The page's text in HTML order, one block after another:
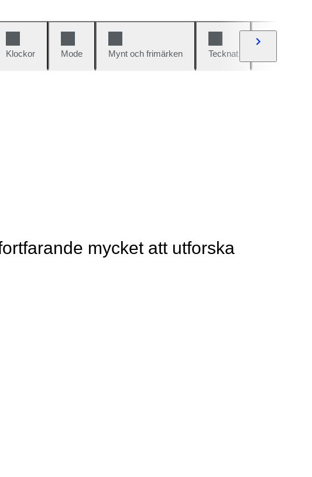
Klockor Mode Mynt och frimärken Tecknat
mycket att utforska